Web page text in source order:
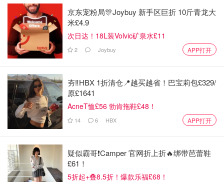
变得细腻光滑
毛囊上堆积的老化角质层去除了，毛孔得到疏通，皮脂
顺利排出，从而有效治疗痘痘
了沉积的黑色素脱落，起到美白的效果
第二代果酸
【代表成分】内酯型葡萄糖酸 | Gluconolactone
京东宠粉局🎊Joybuy 新手区巨折 10斤青龙大
米£4.9
次日达！18L装Volvic矿泉水£11
2 Joybuy APP打开
夯‼️HBX 1折清仓📍越买越省！巴宝莉包£329/
原£1641
AcneT恤£56 勃肯拖鞋£48！
14 6 HBX APP打开
疑似霸哥❗️Camper 官网折上折🔥绑带芭蕾鞋
£61！
5折起+叠8.5折！爆款乐福£68！